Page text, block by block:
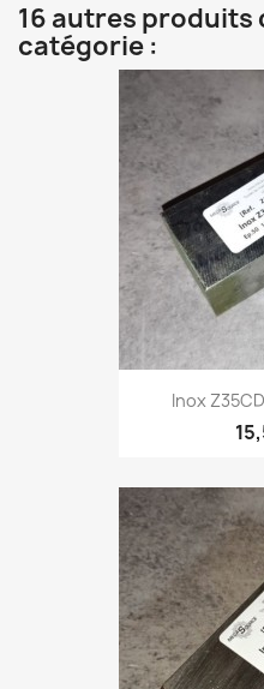
16 autres produits
catégorie :
Inox